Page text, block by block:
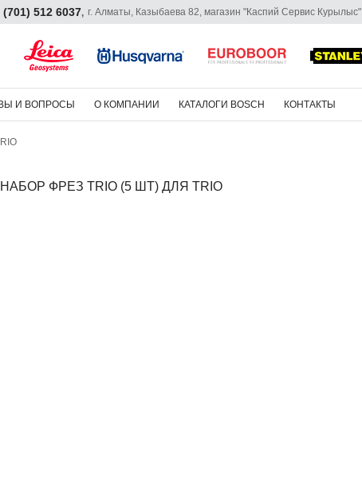
(701) 512 6037, г. Алматы, Казыбаева 82, магазин "Каспий Сервис Курылыс"
И ВОПРОСЫ О КОМПАНИИ КАТАЛОГИ BOSCH КОНТАКТЫ
НАБОР ФРЕЗ TRIO (5 ШТ) ДЛЯ TRIO